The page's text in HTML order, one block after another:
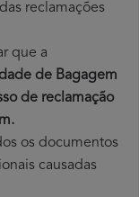
reclamações
que a
de Bagagem
de reclamação
os documentos
causadas